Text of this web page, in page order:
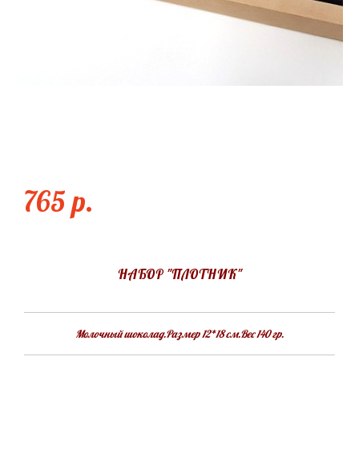
765 p.
НАБОР "ПЛОТНИК"
Молочный шоколад.Размер 12*18 см.Вес 140 гр.